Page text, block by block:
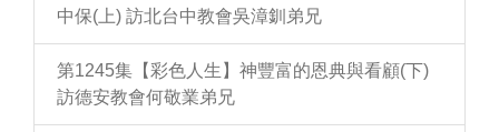
中保(上) 訪北台中教會吳漳釧弟兄
第1245集【彩色人生】神豐富的恩典與看顧(下)
訪德安教會何敬業弟兄